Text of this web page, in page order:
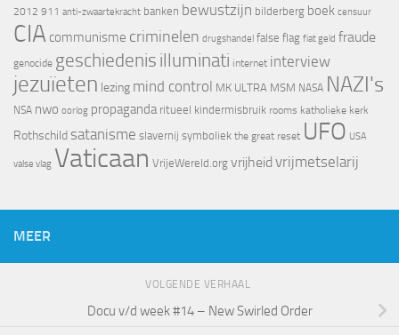
2012 911 anti-zwaartekracht banken bewustzijn bilderberg boek censuur
CIA communisme criminelen drugshandel false flag fiat geld fraude
genocide geschiedenis illuminati internet interview
jezuïeten lezing mind control MK ULTRA MSM NASA NAZI's
NSA nwo oorlog propaganda ritueel kindermisbruik rooms katholieke kerk
Rothschild satanisme slavernij symboliek the great reset UFO USA
valse vlag Vaticaan VrijeWereld.org vrijheid vrijmetselarij
MEER
VOLGENDE VERHAAL
Docu v/d week #14 – New Swirled Order